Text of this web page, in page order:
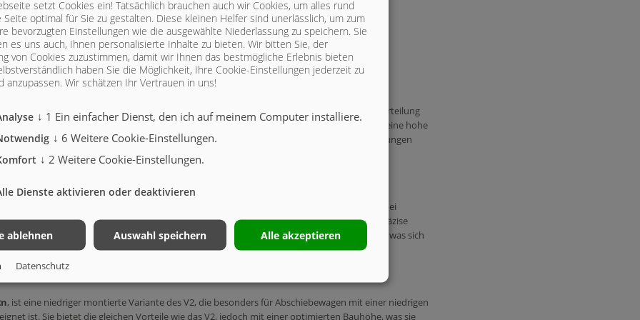
IM ÜBERBLICK
:
eine maximale Streubreite von etwa 22 Metern ausgelegt und bietet eine gleichmäßige Verteilung
Kompost und weiteren organischen Stoffen. Die mechanische Antriebstechnik sorgt für eine hohe
sind mit robusten Wurfschaufeln ausgestattet, die auch bei schwierigen Bedingungen
sich durch eine größere Wurfweite von bis zu 27 Metern hervor und ist besonders effizient bei
automatisierten Vorschubregelung und optionaler Heckklappe bietet sie eine sehr präzise
Diese Streuwerke sind DLG-geprüft und bieten eine exzellente Verteilqualität für Stallmist, was sich
, ist eine niedriger montierte Variante des V2, die besonders für Abschiebewagen mit einer niedrigen
ist. Sie bietet die gleichen Vorteile wie das V2, jedoch mit einer optimierten Bauhöhe, was sie
setzt Cookies ein! Tatsächlich brauchen auch wir Cookies, um alles rund
Seite optimal für Sie zu gestalten. Diese kleinen Helfer sind unerlässlich, um zum
bevorzugten Einstellungen wie die ausgewählte Niederlassung zu speichern. Sie
es uns auch, Ihnen personalisierte Inhalte zu bieten. Wir bitten Sie, der
von Cookies zuzustimmen, damit wir Ihnen das bestmögliche Erlebnis bieten
haben Sie die Möglichkeit, Ihre Cookie-Einstellungen jederzeit zu
anzupassen. Wir schätzen Ihr Vertrauen in uns!
↓ 1 Ein einfacher Dienst, den ich auf meinem Computer installiere.
↓ 6 Weitere Cookie-Einstellungen.
↓ 2 Weitere Cookie-Einstellungen.
Dienste aktivieren oder deaktivieren
ablehnen Auswahl speichern Alle akzeptieren
Datenschutz